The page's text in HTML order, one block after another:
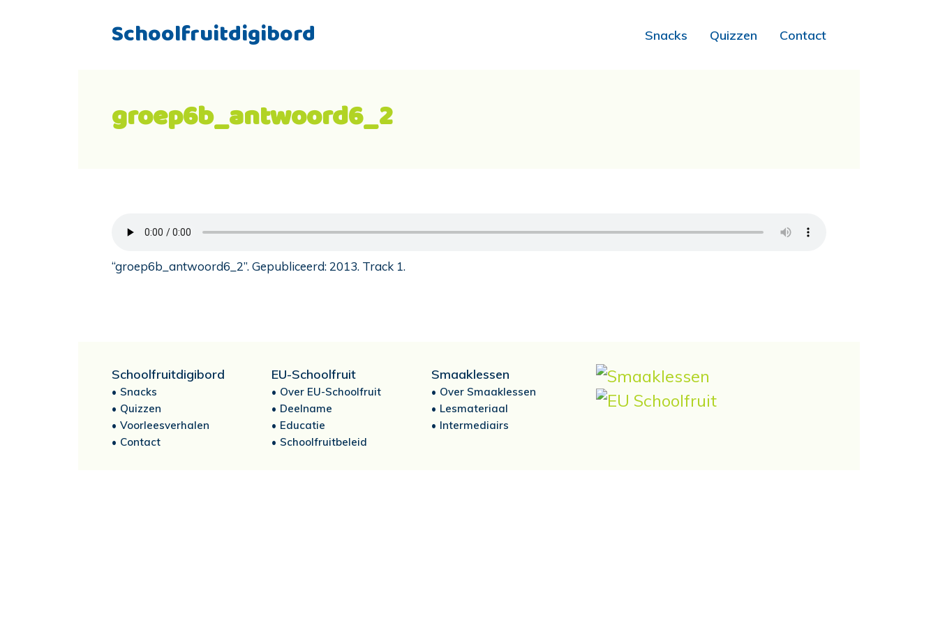
Schoolfruitdigibord Snacks Quizzen Contact
groep6b_antwoord6_2
“groep6b_antwoord6_2”. Gepubliceerd: 2013. Track 1.
Schoolfruitdigibord
Snacks
Quizzen
Voorleesverhalen
Contact
EU-Schoolfruit
Over EU-Schoolfruit
Deelname
Educatie
Schoolfruitbeleid
Smaaklessen
Over Smaaklessen
Lesmateriaal
Intermediairs